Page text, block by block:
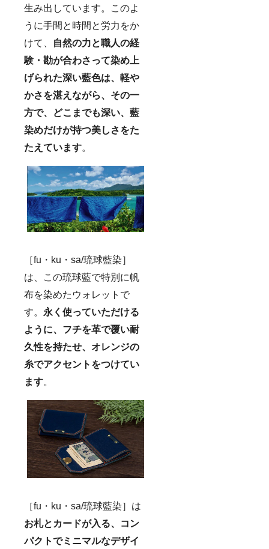
生み出しています。このよ
うに手間と時間と労力をか
けて、
自然の力と職人の経
験・勘が合わさって染め上
げられた深い藍色は、軽や
かさを湛えながら、その一
方で、どこまでも深い、藍
染めだけが持つ美しさをた
たえています。
［fu・ku・sa/琉球藍染］
は、この琉球藍で特別に帆
布を染めたウォレットで
す。 永く使っていただける
ように、フチを革で覆い耐
久性を持たせ、オレンジの
糸でアクセントをつけてい
ます。
［fu・ku・sa/琉球藍染］は
お札とカードが入る、コン
パクトでミニマルなデザイ